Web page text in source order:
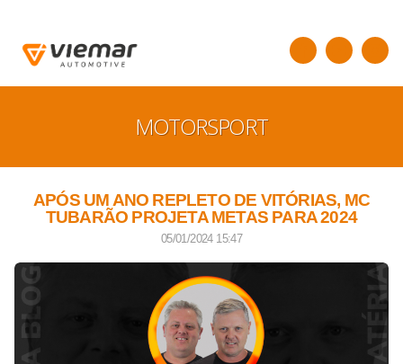
MOTORSPORT
APÓS UM ANO REPLETO DE VITÓRIAS, MC
TUBARÃO PROJETA METAS PARA 2024
05/01/2024 15:47